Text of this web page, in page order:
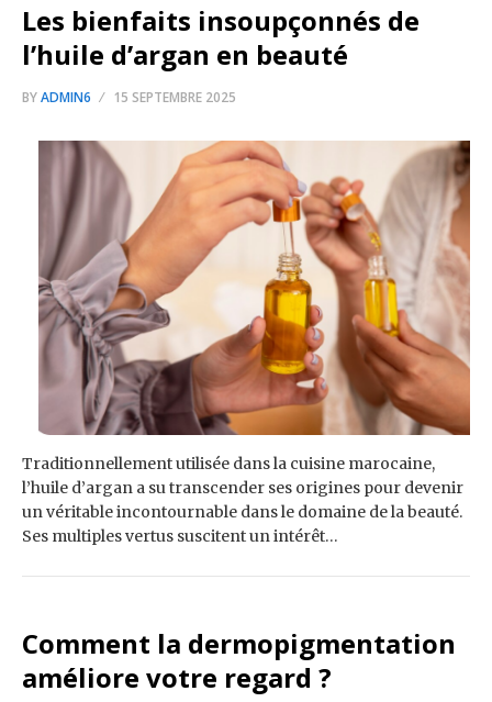
Les bienfaits insoupçonnés de
l’huile d’argan en beauté
BYADMIN6 15 SEPTEMBRE 2025
Traditionnellement utilisée dans la cuisine marocaine,
l’huile d’argan a su transcender ses origines pour devenir
un véritable incontournable dans le domaine de la beauté.
Ses multiples vertus suscitent un intérêt…
Comment la dermopigmentation
améliore votre regard ?